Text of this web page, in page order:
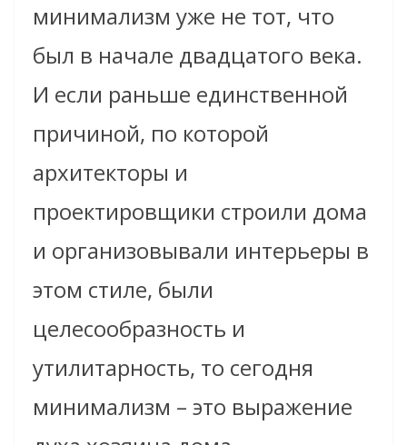
минимализм уже не тот, что
был в начале двадцатого века.
И если раньше единственной
причиной, по которой
архитекторы и
проектировщики строили дома
и организовывали интерьеры в
этом стиле, были
целесообразность и
утилитарность, то сегодня
минимализм – это выражение